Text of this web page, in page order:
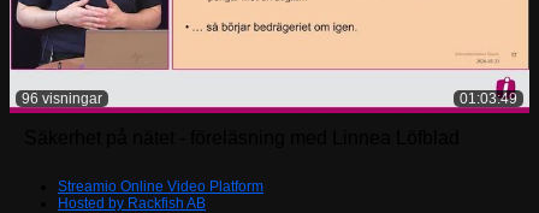
01:03:49
96 visningar
Streamio Online Video Platform
Hosted by Rackfish AB